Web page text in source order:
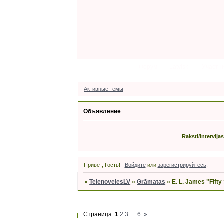
Активные темы
Объявление
Raksti/
Привет, Гость! Войдитеили зарегистрируйтесь.
»TelenovelesLV »Grāmatas » E. L. James
Страница:1 2 3 … 6 »